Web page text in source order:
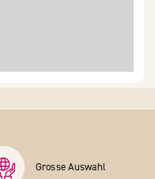
Grosse Auswahl